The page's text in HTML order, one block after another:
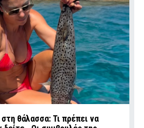
θάλασσα: Τι πρέπει να